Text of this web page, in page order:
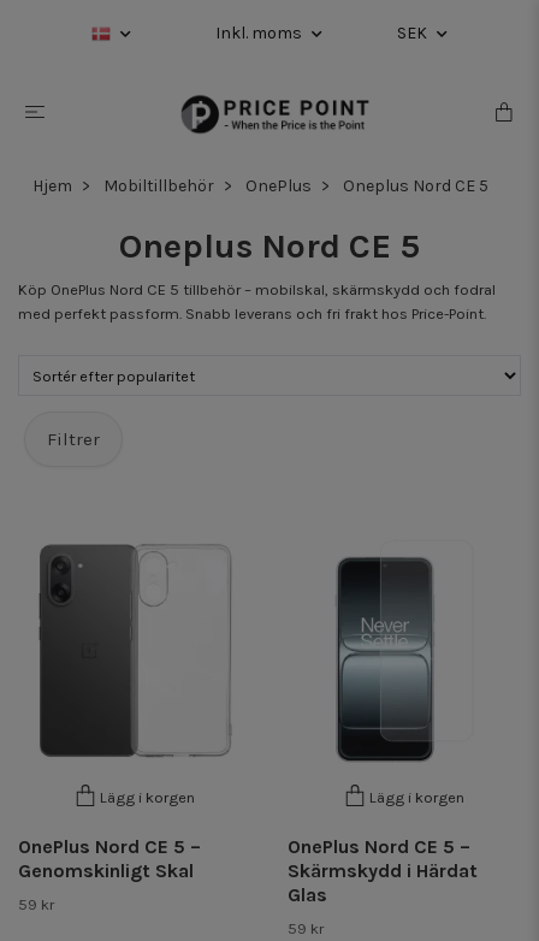
Inkl. moms SEK
Hjem Mobiltillbehör OnePlus Oneplus Nord CE 5
Oneplus Nord CE 5
Köp OnePlus Nord CE 5 tillbehör – mobilskal, skärmskydd och fodral
med perfekt passform. Snabb leverans och fri frakt hos Price-Point.
Filtrer
Lägg i korgen
OnePlus Nord CE 5 –
Genomskinligt Skal
59 kr
Lägg i korgen
OnePlus Nord CE 5 –
Skärmskydd i Härdat
Glas
59 kr